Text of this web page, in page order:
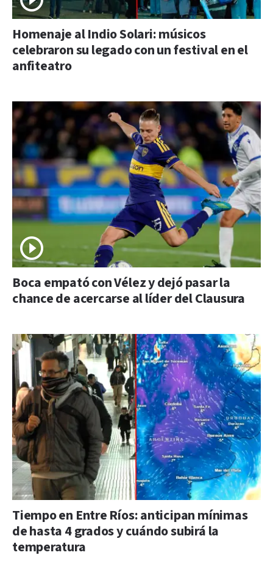
Homenaje al Indio Solari: músicos
celebraron su legado con un festival en el
anfiteatro
Boca empató con Vélez y dejó pasar la
chance de acercarse al líder del Clausura
Tiempo en Entre Ríos: anticipan mínimas
de hasta 4 grados y cuándo subirá la
temperatura